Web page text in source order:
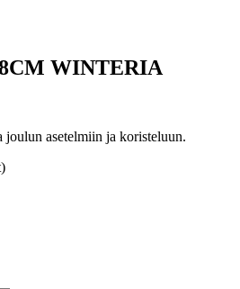
WINTERIA
asetelmiin ja koristeluun.